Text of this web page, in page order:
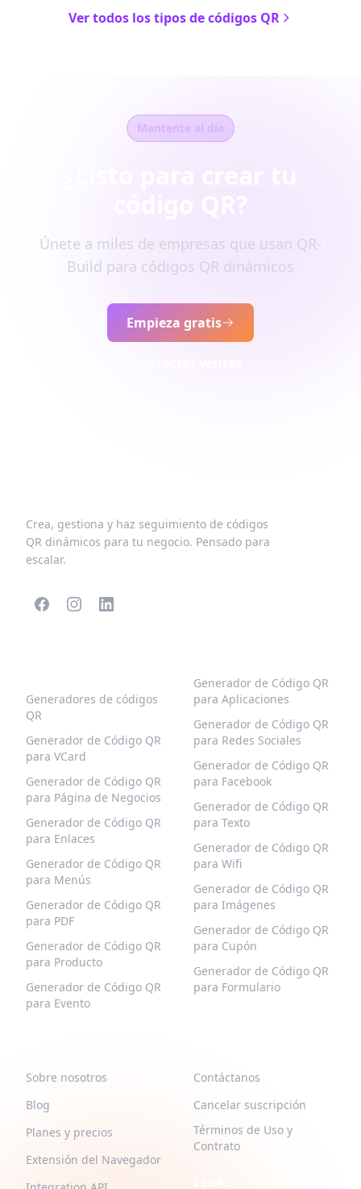
Ver todos los tipos de códigos QR
Mantente al día
Únete a miles de empresas que usan QR-
Build para códigos QR dinámicos
Empieza gratis
Crea, gestiona y haz seguimiento de códigos
QR dinámicos para tu negocio. Pensado para
escalar.
Generadores de códigos
QR
Generador de Código QR
para VCard
Generador de Código QR
para Página de Negocios
Generador de Código QR
para Enlaces
Generador de Código QR
para Menús
Generador de Código QR
para PDF
Generador de Código QR
para Producto
Generador de Código QR
para Evento
Generador de Código QR
para Aplicaciones
Generador de Código QR
para Redes Sociales
Generador de Código QR
para Facebook
Generador de Código QR
para Texto
Generador de Código QR
para Wifi
Generador de Código QR
para Imágenes
Generador de Código QR
para Cupón
Generador de Código QR
para Formulario
Sobre nosotros
Blog
Planes y precios
Extensión del Navegador
Contáctanos
Cancelar suscripción
Términos de Uso y
Contrato